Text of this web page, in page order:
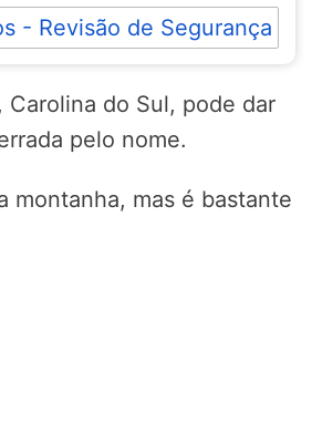
- Revisão de Segurança
Carolina do Sul, pode dar
pelo nome.
montanha, mas é bastante